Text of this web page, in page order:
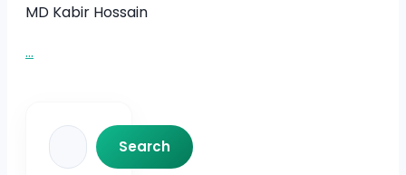
MD Kabir Hossain
...
Search
Search